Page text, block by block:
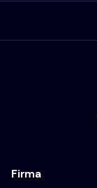
Firma